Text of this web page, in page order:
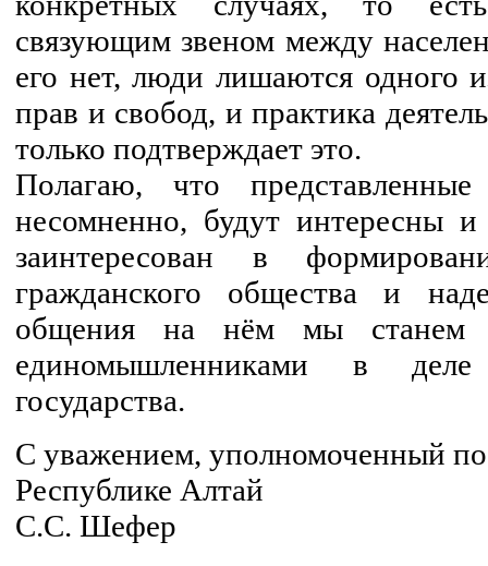
связующим звеном между
его нет, люди лишаются одного
прав и свобод, и практика
только подтверждает это.
Полагаю, что
несомненно, будут интересны
заинтересован в
гражданского общества и
общения на нём мы станем
единомышленниками в деле
государства.
С уважением, уполномоченный по
Республике Алтай
С.С. Шефер